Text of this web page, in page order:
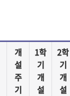
개
설
주
기
1학
기
개
설
2학
기
개
설